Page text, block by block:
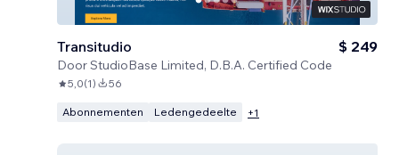
Transitudio
DoorStudioBase Limited, D.B.A. Certified Code
$ 249
5,0(1) 56
Abonnementen Ledengedeelte +1